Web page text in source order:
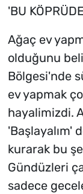
'BU
Ağaç ev
olduğunu
Bölgesi'nde
ev yapmak
hayalimizdi.
'Başlayalım'
kurarak bu
Gündüzleri
sadece